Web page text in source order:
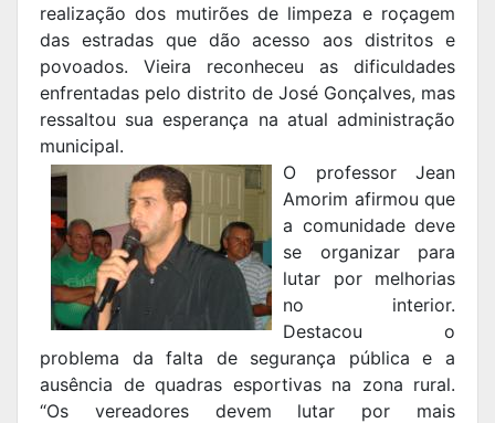
realização dos mutirões de limpeza e roçagem
das estradas que dão acesso aos distritos e
povoados. Vieira reconheceu as dificuldades
enfrentadas pelo distrito de José Gonçalves, mas
ressaltou sua esperança na atual administração
municipal.
O professor Jean
Amorim afirmou que
a comunidade deve
se organizar para
lutar por melhorias
no interior.
Destacou o
problema da falta de segurança pública e a
ausência de quadras esportivas na zona rural.
“Os vereadores devem lutar por mais